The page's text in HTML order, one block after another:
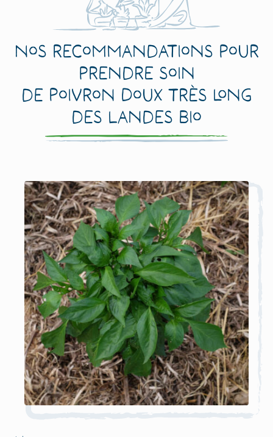
Nos recommandations pour
prendre soin
de Poivron Doux Très Long
des Landes Bio